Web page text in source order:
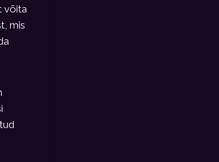
võita
mis